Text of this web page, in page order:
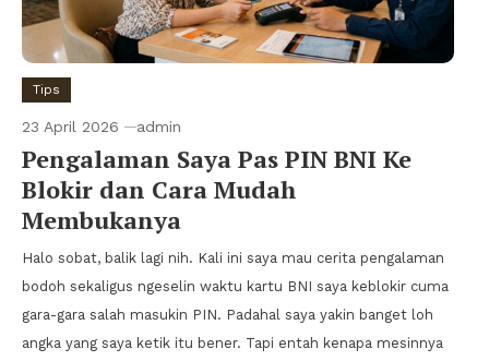
Tips
23 April 2026 admin
Pengalaman Saya Pas PIN BNI Ke
Blokir dan Cara Mudah
Membukanya
Halo sobat, balik lagi nih. Kali ini saya mau cerita pengalaman
bodoh sekaligus ngeselin waktu kartu BNI saya keblokir cuma
gara-gara salah masukin PIN. Padahal saya yakin banget loh
angka yang saya ketik itu bener. Tapi entah kenapa mesinnya